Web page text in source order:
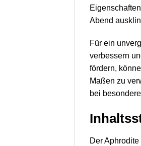
Abend
Für ein
verbessern
fördern,
Maßen zu
bei
Der